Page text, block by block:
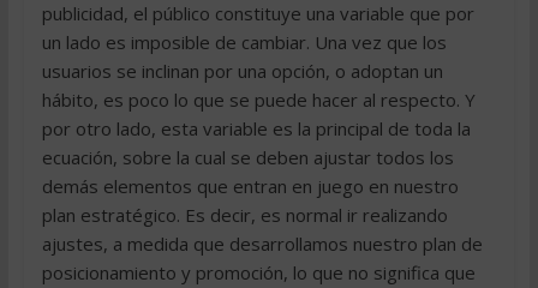
publicidad, el público constituye una variable que por
un lado es imposible de cambiar. Una vez que los
usuarios se inclinan por una opción, o adoptan un
hábito, es poco lo que se puede hacer al respecto. Y
por otro lado, esta variable es la principal de toda la
ecuación, sobre la cual se deben ajustar todos los
demás elementos que entran en juego en nuestro
plan estratégico. Es decir, es normal ir realizando
ajustes, a medida que desarrollamos nuestro plan de
posicionamiento y promoción, lo que no significa que